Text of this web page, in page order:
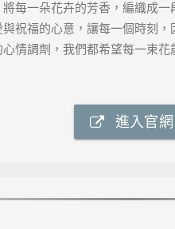
每一朵花卉的芳香，編織成
祝福的心意，讓每一個時刻，
情調劑，我們都希望每一束
進入官網